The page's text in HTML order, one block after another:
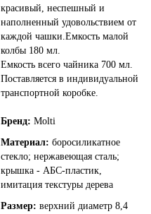
красивый, неспешный и
наполненный удовольствием от
каждой чашки.Емкость малой
колбы 180 мл.
Емкость всего чайника 700 мл.
Поставляется в индивидуальной
транспортной коробке.
Бренд: Molti
Материал: боросиликатное
стекло; нержавеющая сталь;
крышка - АБС-пластик,
имитация текстуры дерева
Размер: верхний диаметр 8,4